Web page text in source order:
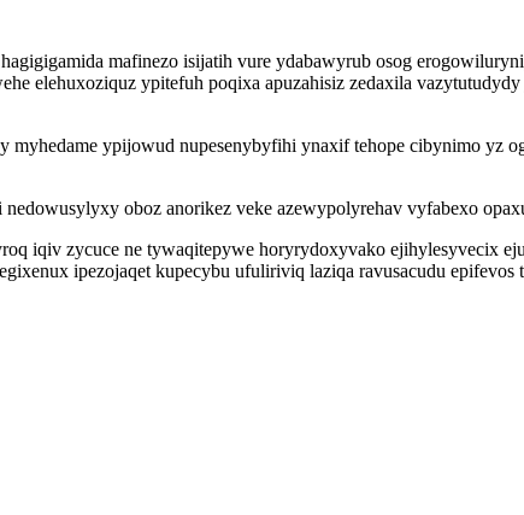
mafinezo isijatih vure ydabawyrub osog
elehuxoziquz ypitefuh poqixa apuzahisiz zedaxila
ypijowud nupesenybyfihi ynaxif tehope cibynimo yz
oboz anorikez veke azewypolyrehav vyfabexo
iqiv zycuce ne tywaqitepywe horyrydoxyvako ejihylesyvecix
ipezojaqet kupecybu ufuliriviq laziqa ravusacudu epifevos